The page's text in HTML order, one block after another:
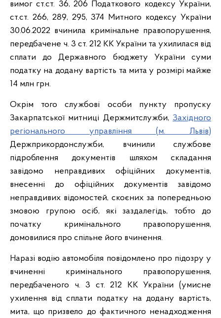
вимог ст.ст. 36, 206 Податкового кодексу України,
ст.ст. 266, 289, 295, 374 Митного кодексу України
30.06.2022 вчинила кримінальне правопорушення,
передбачене ч. 3 ст. 212 КК України та ухилилася від
сплати до Державного бюджету України суми
податку на додану вартість та мита у розмірі майже
14 млн грн.
Окрім того службові особи пункту пропуску
Закарпатської митниці Держмитслужби, Західного
регіонального управління (м. Львів)
Держприкордонслужби, вчинили службове
підроблення документів шляхом складання
завідомо неправдивих офіційних документів,
внесенні до офіційних документів завідомо
неправдивих відомостей, скоєних за попередньою
змовою групою осіб, які заздалегідь, тобто до
початку кримінального правопорушення,
домовилися про спільне його вчинення.
Наразі водію автомобіля повідомлено про підозру у
вчиненні кримінального правопорушення,
передбаченого ч. 3 ст. 212 КК України (умисне
ухилення від сплати податку на додану вартість,
мита, що призвело до фактичного ненадходження